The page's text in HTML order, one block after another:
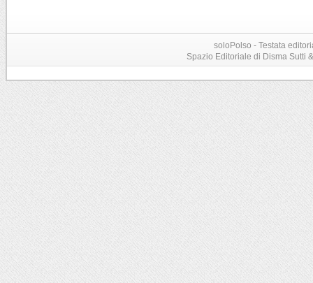
soloPolso - Testata
Spazio Editoriale di Disma Sutti